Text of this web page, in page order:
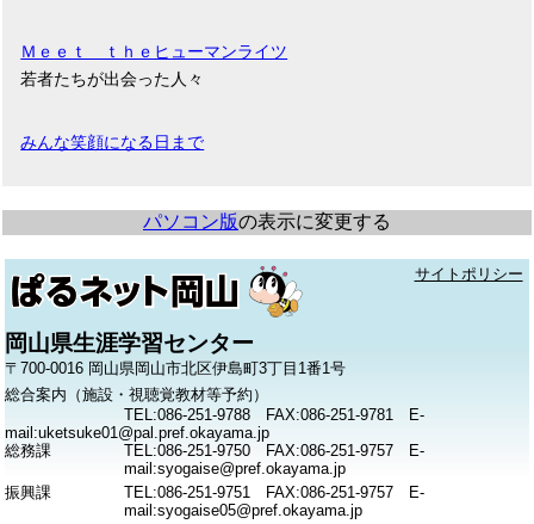
Ｍｅｅｔ ｔｈｅヒューマンライツ
若者たちが出会った人々
みんな笑顔になる日まで
パソコン版の表示に変更する
サイトポリシー
岡山県生涯学習センター
〒700-0016 岡山県岡山市北区伊島町3丁目1番1号
総合案内（施設・視聴覚教材等予約）
TEL:086-251-9788 FAX:086-251-9781 E-
mail:uketsuke01@pal.pref.okayama.jp
総務課
TEL:086-251-9750 FAX:086-251-9757 E-
mail:syogaise@pref.okayama.jp
振興課
TEL:086-251-9751 FAX:086-251-9757 E-
mail:syogaise05@pref.okayama.jp